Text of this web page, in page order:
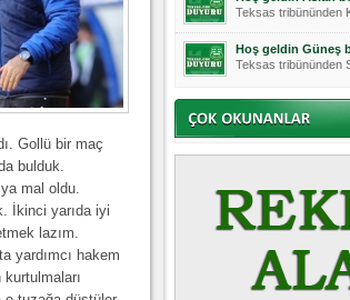
Gollü bir maç
bulduk.
mal oldu.
İkinci yarıda iyi
lazım.
yardımcı hakem
Teksas tribününden
Hoş geldin Güneş
Teksas tribününden
Mutluluklar
Teksas tribünlerinin
Bursasporumuzun
Hoş geldin Alaz
Teksas.org sistem
Hoş geldin
Teksas.org